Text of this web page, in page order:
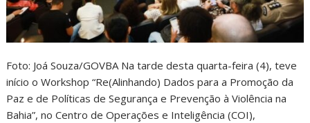
Foto: Joá Souza/GOVBA Na tarde desta quarta-feira (4), teve
início o Workshop “Re(Alinhando) Dados para a Promoção da
Paz e de Políticas de Segurança e Prevenção à Violência na
Bahia”, no Centro de Operações e Inteligência (COI),